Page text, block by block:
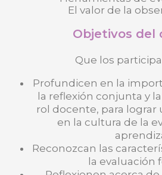
El valor de la
Objetivos del
Que los
Profundicen en la
la reflexión conjunta y
rol docente, para lograr
en la cultura de la
Reconozcan las
la evaluación